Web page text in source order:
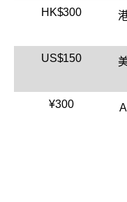
HK$300
US$150
¥300